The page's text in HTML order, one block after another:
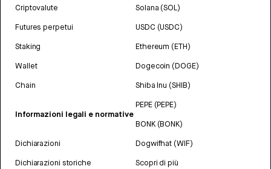
Criptovalute
Futures perpetui
Staking
Wallet
Chain
Informazioni legali e normative
Dichiarazioni
Dichiarazioni storiche
Solana (SOL)
USDC (USDC)
Ethereum (ETH)
Dogecoin (DOGE)
Shiba Inu (SHIB)
PEPE (PEPE)
BONK (BONK)
Dogwifhat (WIF)
Scopri di più